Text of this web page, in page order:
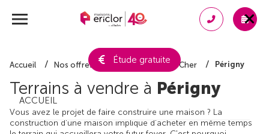
Étude gratuite
ACCUEIL
Accueil Nos offres de terrain Loir-et-Cher Périgny
Terrains à vendre à Périgny
Vous avez le projet de faire construire une maison ? La
construction d'une maison implique d'acheter en même temps